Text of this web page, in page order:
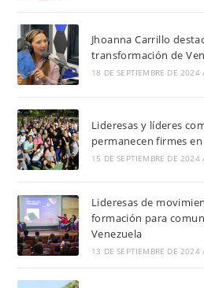
Jhoanna Carrillo
transformación de
18 DE SEPTIEMBRE DE 2024
Lideresas y líderes
permanecen firmes
15 DE SEPTIEMBRE DE 2024
Lideresas de
formación para
Venezuela
13 DE SEPTIEMBRE DE 2024